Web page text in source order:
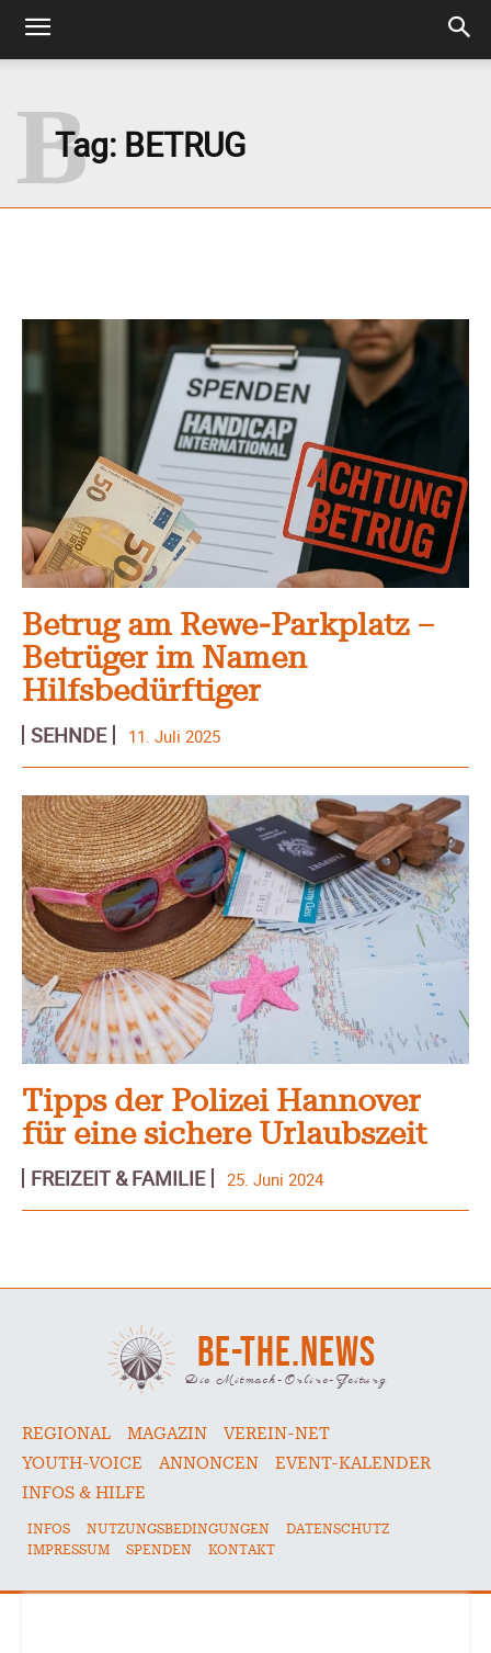
Tag: BETRUG
B
Betrug am Rewe‑Parkplatz –
Betrüger im Namen
Hilfsbedürftiger
SEHNDE 11. Juli 2025
Tipps der Polizei Hannover
für eine sichere Urlaubszeit
FREIZEIT & FAMILIE 25. Juni 2024
BE-THE.NEWS
Die Mitmach-Online-Zeitung
REGIONAL MAGAZIN
VEREIN-NET
YOUTH-VOICE
ANNONCEN
EVENT-KALENDER
INFOS & HILFE
INFOS NUTZUNGSBEDINGUNGEN
DATENSCHUTZ
IMPRESSUM
SPENDEN KONTAKT